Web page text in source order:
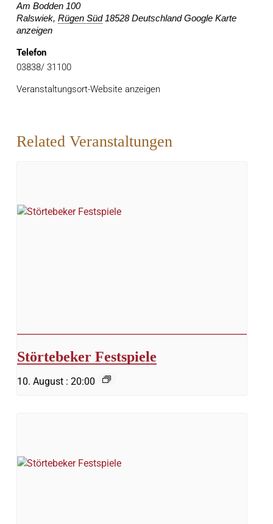
Am Bodden 100
Ralswiek, Rügen Süd 18528 Deutschland Google Karte
anzeigen
Telefon
03838/ 31100
Veranstaltungsort-Website anzeigen
Related Veranstaltungen
Störtebeker Festspiele
10. August : 20:00